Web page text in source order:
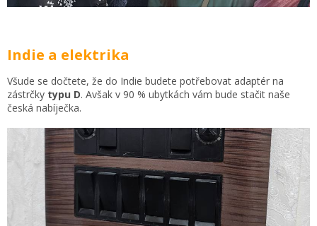
Indie a elektrika
Všude se dočtete, že do Indie budete potřebovat adaptér na
zástrčky typu D. Avšak v 90 % ubytkách vám bude stačit naše
česká nabíječka.